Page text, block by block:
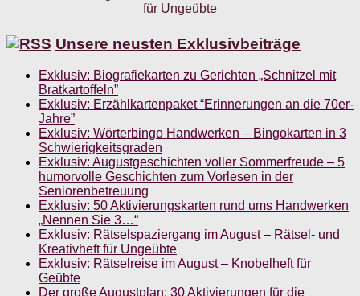
Unsere neusten Exklusivbeiträge
Exklusiv: Biografiekarten zu Gerichten „Schnitzel mit
Bratkartoffeln”
Exklusiv: Erzählkartenpaket “Erinnerungen an die 70er-
Jahre”
Exklusiv: Wörterbingo Handwerken – Bingokarten in 3
Schwierigkeitsgraden
Exklusiv: Augustgeschichten voller Sommerfreude – 5
humorvolle Geschichten zum Vorlesen in der
Seniorenbetreuung
Exklusiv: 50 Aktivierungskarten rund ums Handwerken
„Nennen Sie 3…“
Exklusiv: Rätselspaziergang im August – Rätsel- und
Kreativheft für Ungeübte
Exklusiv: Rätselreise im August – Knobelheft für
Geübte
Der große Augustplan: 30 Aktivierungen für die